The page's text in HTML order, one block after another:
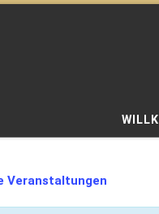
Veranstaltungen